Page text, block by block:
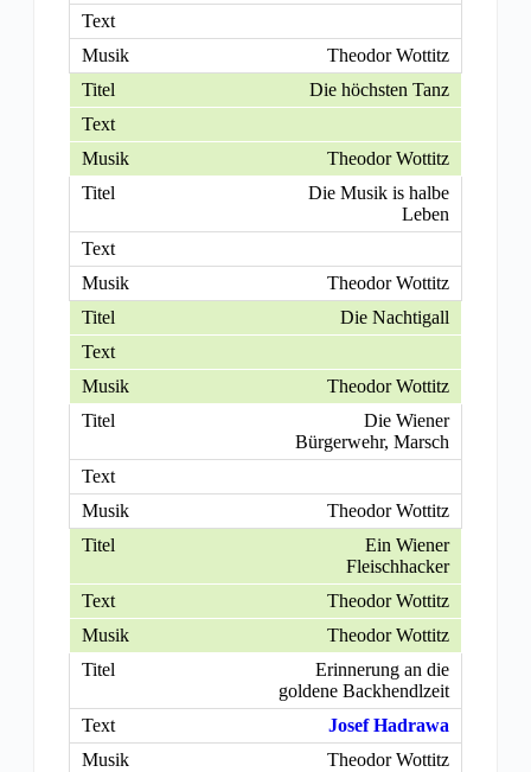
Theodor Wottitz
Die höchsten Tanz
Theodor Wottitz
Die Musik is halbe
Leben
Theodor Wottitz
Die Nachtigall
Theodor Wottitz
Die Wiener
Bürgerwehr, Marsch
Theodor Wottitz
Ein Wiener
Fleischhacker
Theodor Wottitz
Theodor Wottitz
Erinnerung an die
goldene Backhendlzeit
Josef Hadrawa
Theodor Wottitz